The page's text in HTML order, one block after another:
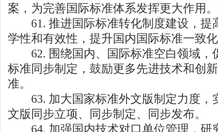
案，为完善国际标准体系发挥更大作用。
61. 推进国际标准转化制度建设，提
学性和有效性，提升国内国际标准一致
62. 围绕国内、国际标准空白领域，
标准同步制定，鼓励更多先进技术和创
准。
63. 加大国家标准外文版制定力度，
文版同步立项、同步制定、同步发布。
64. 加强国内技术对口单位管理，研